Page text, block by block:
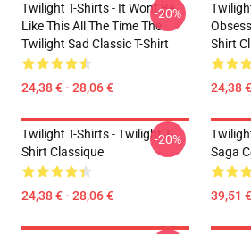
Twilight T-Shirts - It Wont Be
Like This All The Time The
Twilight Sad Classic T-Shirt
24,38 € - 28,06 €
-20%
Shirt
24,38
Twilight T-Shirts - Twilight T-
Shirt Classique
24,38 € - 28,06 €
-20%
Saga
39,51